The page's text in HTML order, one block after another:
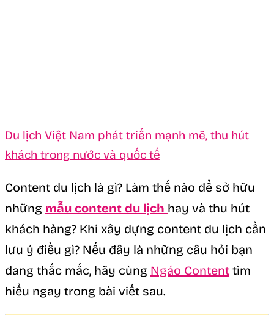
Du lịch Việt Nam phát triển mạnh mẽ, thu hút
khách trong nước và quốc tế
Content du lịch là gì? Làm thế nào để sở hữu
những mẫu content du lịch hay và thu hút
khách hàng? Khi xây dựng content du lịch cần
lưu ý điều gì? Nếu đây là những câu hỏi bạn
đang thắc mắc, hãy cùng Ngáo Content tìm
hiểu ngay trong bài viết sau.